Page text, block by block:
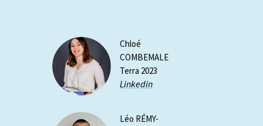
Chloé
COMBEMALE
Terra 2023
Linkedin
Léo RÉMY-